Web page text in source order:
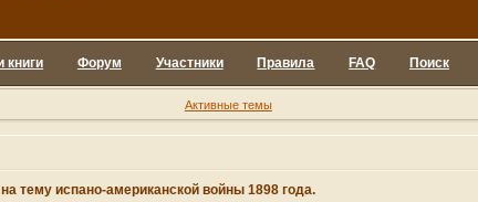
книги Форум Участники Правила FAQ Поиск
Активные темы
тему испано-американской войны 1898 года.